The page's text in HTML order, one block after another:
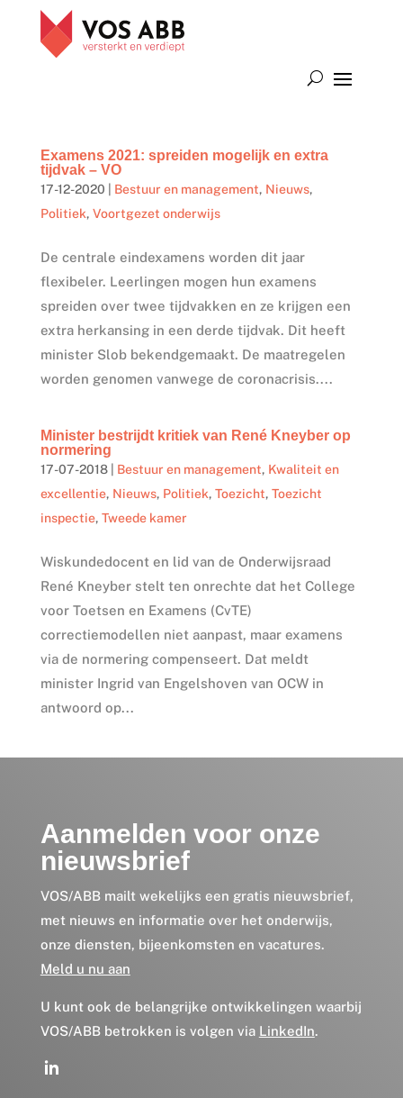
Examens 2021: spreiden mogelijk en extra
tijdvak – VO
17-12-2020 Bestuur en management, Nieuws,
Politiek, Voortgezet onderwijs
De centrale eindexamens worden dit jaar
flexibeler. Leerlingen mogen hun examens
spreiden over twee tijdvakken en ze krijgen een
extra herkansing in een derde tijdvak. Dit heeft
minister Slob bekendgemaakt. De maatregelen
worden genomen vanwege de coronacrisis....
Minister bestrijdt kritiek van René Kneyber op
normering
17-07-2018| Bestuur en management, Kwaliteit en
excellentie, Nieuws, Politiek, Toezicht, Toezicht
inspectie, Tweede kamer
Wiskundedocent en lid van de Onderwijsraad
René Kneyber stelt ten onrechte dat het College
voor Toetsen en Examens (CvTE)
correctiemodellen niet aanpast, maar examens
via de normering compenseert. Dat meldt
minister Ingrid van Engelshoven van OCW in
antwoord op...
Aanmelden voor onze
nieuwsbrief
VOS/ABB mailt wekelijks een gratis nieuwsbrief,
met nieuws en informatie over het onderwijs,
onze diensten, bijeenkomsten en vacatures.
Meld u nu aan
U kunt ook de belangrijke ontwikkelingen waarbij
VOS/ABB betrokken is volgen via LinkedIn.